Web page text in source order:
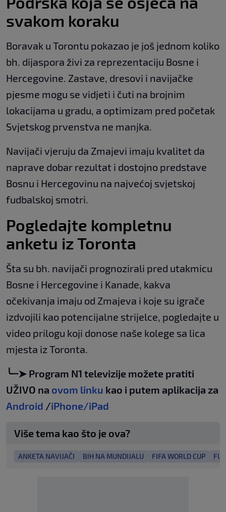
svakom koraku
Boravak u Torontu pokazao je još jednom koliko
bh. dijaspora živi za reprezentaciju Bosne i
Hercegovine. Zastave, dresovi i navijačke
pjesme mogu se vidjeti i čuti na brojnim
lokacijama u gradu, a optimizam pred početak
Svjetskog prvenstva ne manjka.
Navijači vjeruju da Zmajevi imaju kvalitet da
naprave dobar rezultat i dostojno predstave
Bosnu i Hercegovinu na najvećoj svjetskoj
fudbalskoj smotri.
Pogledajte kompletnu
anketu iz Toronta
Šta su bh. navijači prognozirali pred utakmicu
Bosne i Hercegovine i Kanade, kakva
očekivanja imaju od Zmajeva i koje su igrače
izdvojili kao potencijalne strijelce, pogledajte u
video prilogu koji donose naše kolege sa lica
mjesta iz Toronta.
╰┈➤ Program N1 televizije možete pratiti
UŽIVO na ovom linku kao i putem aplikacija za
Android /iPhone/iPad
Više tema kao što je ova?
ANKETA NAVIJAČI BIH NA MUNDIJALU FIFA WORLD CUP